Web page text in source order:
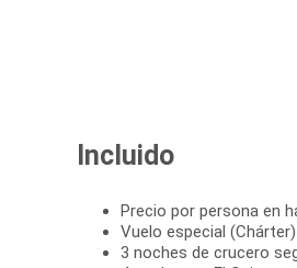
Incluido
Precio por persona en
Vuelo especial
3 noches de crucero